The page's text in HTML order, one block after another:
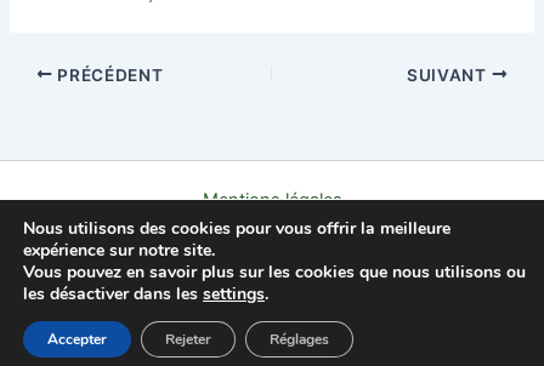
PRÉCÉDENT SUIVANT
Mentions légales
Politique de confidentialité
À propos
Copyright © 2026 L'AFFLEC
Nous utilisons des cookies pour vous offrir la meilleure
expérience sur notre site.
Vous pouvez en savoir plus sur les cookies que nous utilisons ou
les désactiver dans les settings.
Accepter Rejeter Réglages